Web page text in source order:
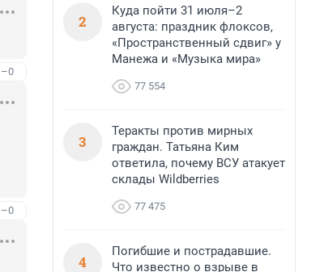
–0
–0
2
Куда пойти 31 июля–2
августа: праздник флоксов,
«Пространственный сдвиг» у
Манежа и «Музыка мира»
77 554
3
Теракты против мирных
граждан. Татьяна Ким
ответила, почему ВСУ атакует
склады Wildberries
77 475
4
Погибшие и пострадавшие.
Что известно о взрыве в